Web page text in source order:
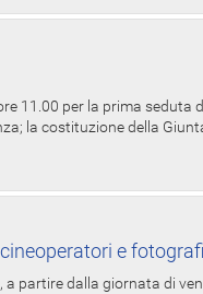
11.00 per la prima seduta
la costituzione della
e fotografi
partire dalla giornata di